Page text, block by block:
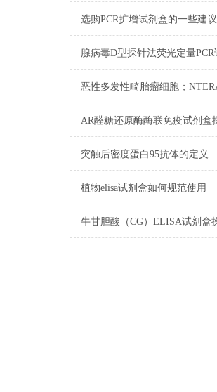
选购PCR扩增试剂盒的一些建议
突触后密度蛋白95抗体的定义
植物elisa试剂盒如何规范使用